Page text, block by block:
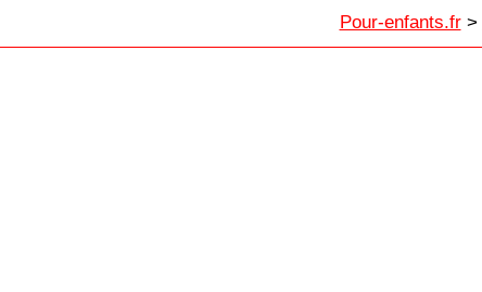
Pour-enfants.fr>